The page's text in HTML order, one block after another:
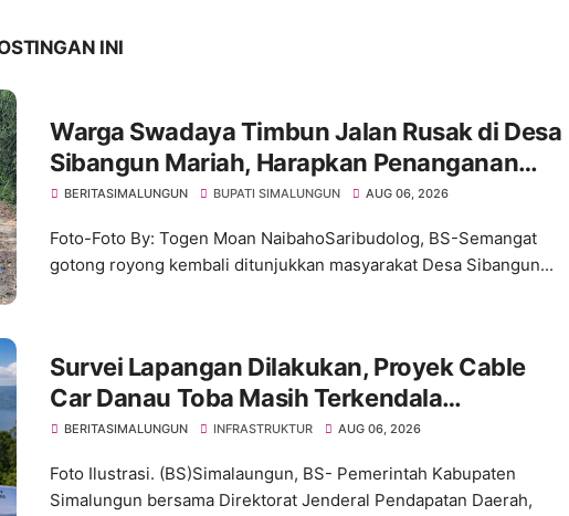
INI
Warga Swadaya Timbun Jalan Rusak di Desa
Sibangun Mariah, Harapkan Penanganan
Permanen dari Pemerintah
BERITASIMALUNGUN BUPATI SIMALUNGUN AUG 06, 2026
Foto-Foto By: Togen Moan NaibahoSaribudolog, BS-Semangat
gotong royong kembali ditunjukkan masyarakat Desa Sibangun...
Survei Lapangan Dilakukan, Proyek Cable
Car Danau Toba Masih Terkendala
Pembebasan BPHTB di Sebagian Lahan
BERITASIMALUNGUN INFRASTRUKTUR AUG 06, 2026
Foto Ilustrasi. (BS)Simalaungun, BS- Pemerintah Kabupaten
Simalungun bersama Direktorat Jenderal Pendapatan Daerah,